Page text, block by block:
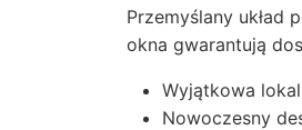
Przemyślany układ
okna gwarantują
Wyjątkowa
Nowoczesny